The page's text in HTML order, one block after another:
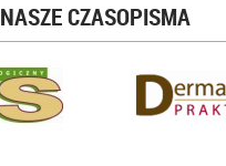
NASZE CZASOPISMA